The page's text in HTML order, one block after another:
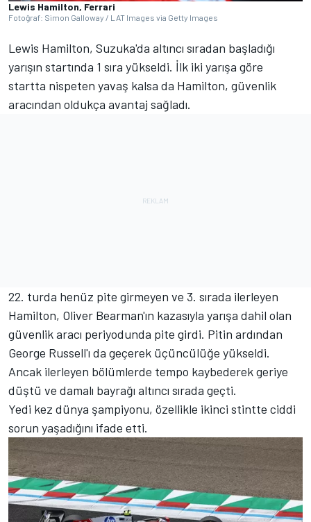
Lewis Hamilton, Ferrari
Fotoğraf: Simon Galloway / LAT Images via Getty Images
Lewis Hamilton, Suzuka'da altıncı sıradan başladığı
yarışın startında 1 sıra yükseldi. İlk iki yarışa göre
startta nispeten yavaş kalsa da Hamilton, güvenlik
aracından oldukça avantaj sağladı.
22. turda henüz pite girmeyen ve 3. sırada ilerleyen
Hamilton, Oliver Bearman'ın kazasıyla yarışa dahil olan
güvenlik aracı periyodunda pite girdi. Pitin ardından
George Russell'ı da geçerek üçüncülüğe yükseldi.
Ancak ilerleyen bölümlerde tempo kaybederek geriye
düştü ve damalı bayrağı altıncı sırada geçti.
Yedi kez dünya şampiyonu, özellikle ikinci stintte ciddi
sorun yaşadığını ifade etti.